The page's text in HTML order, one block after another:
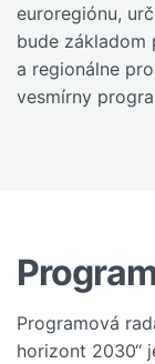
euroregiónu,
bude základom
a regionálne
vesmírny
Programová
horizont 2030“